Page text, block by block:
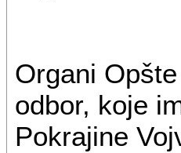
Organi
odbor, koje
Pokrajine